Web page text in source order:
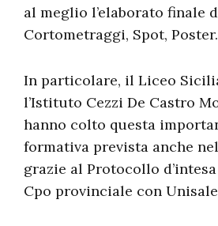
al meglio l’elaborato finale
Cortometraggi, Spot, Poster.
In particolare, il Liceo
l’Istituto Cezzi De Castro
hanno colto questa
formativa prevista anche
grazie al Protocollo
Cpo provinciale con